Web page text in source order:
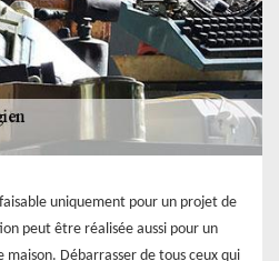
uniquement pour un projet de
peut être réalisée aussi pour un
Débarrasser de tous ceux qui